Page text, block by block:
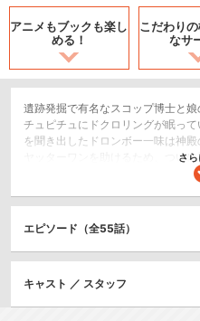
アニメもブックも楽し
める！
こだわり
なサ
遺跡発掘で有名なスコップ博士と
チュピチュにドクロリングが眠っ
を聞き出したドロンボー一味は神
ヤッターワンを助けるため、つい
ょっと不平の多い、ミョーなメカだ
アクション/バトル
ロボット/メカ
さ
エピソード（全55話）
キャスト ／ スタッフ